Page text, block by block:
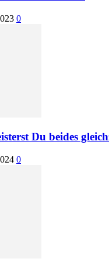
0
Du beides
0